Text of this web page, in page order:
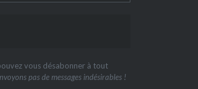
vous désabonner à tout
pas de messages indésirables !